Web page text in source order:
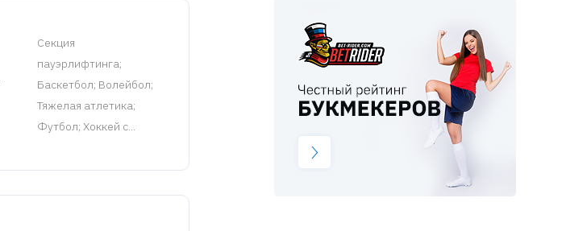
Cекция
пауэрлифтинга;
Баскетбол; Волейбол;
Тяжелая атлетика;
Футбол; Хоккей с...